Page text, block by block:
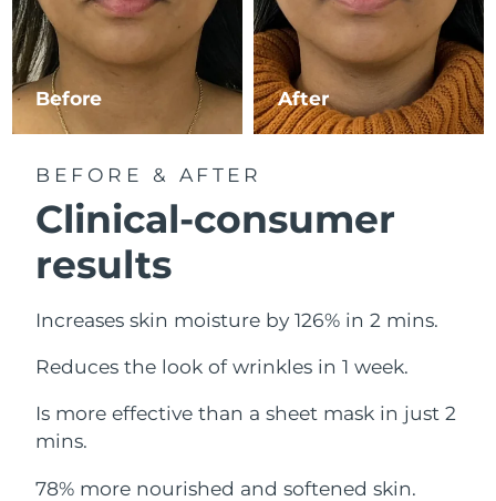
Before After
BEFORE & AFTER
Clinical-consumer
results
Increases skin moisture by 126% in 2 mins.
Reduces the look of wrinkles in 1 week.
Is more effective than a sheet mask in just 2
mins.
78% more nourished and softened skin.
黎巴嫩 8/9/26
立陶宛 預計送達日期8/8/26
摩納哥 預計送達日期 8/9/26
荷蘭